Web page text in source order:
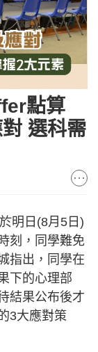
點算
選科需
明日(8月5日)
刻，同學難免
指出，同學在
下的心理部
結果公布後才
3大應對策